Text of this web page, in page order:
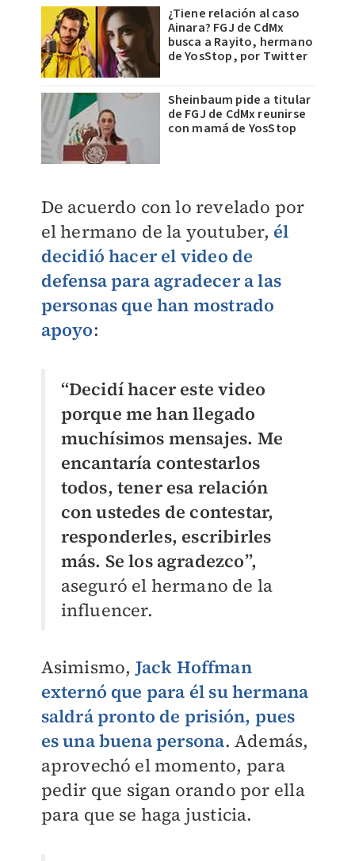
¿Tiene relación al caso
Ainara? FGJ de CdMx
busca a Rayito, hermano
de YosStop, por Twitter
Sheinbaum pide a titular
de FGJ de CdMx reunirse
con mamá de YosStop
De acuerdo con lo revelado por
el hermano de la youtuber, él
decidió hacer el video de
defensa para agradecer a las
personas que han mostrado
apoyo:
“Decidí hacer este video
porque me han llegado
muchísimos mensajes. Me
encantaría contestarlos
todos, tener esa relación
con ustedes de contestar,
responderles, escribirles
más. Se los agradezco”,
aseguró el hermano de la
influencer.
Asimismo, Jack Hoffman
externó que para él su hermana
saldrá pronto de prisión, pues
es una buena persona. Además,
aprovechó el momento, para
pedir que sigan orando por ella
para que se haga justicia.